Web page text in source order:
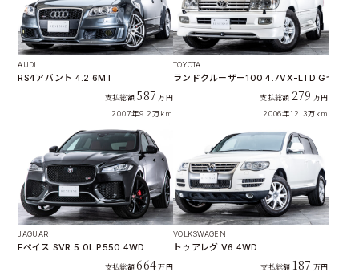
AUDI
RS4アバント 4.2 6MT
支払総額 587 万円
2007年9.2万km
TOYOTA
ランドクルーザー100 4.7VX-LTD Gセレク
支払総額 279 万円
2006年12.3万km
JAGUAR
Fペイス SVR 5.0L P550 4WD
支払総額664万円
VOLKSWAGEN
トゥアレグ V6 4WD
支払総額 187 万円